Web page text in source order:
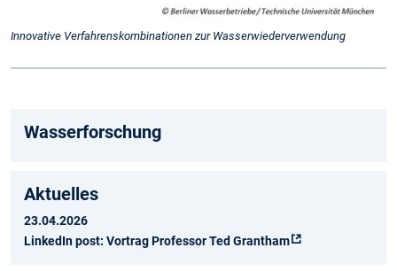
Innovative Verfahrenskombinationen zur Wasserwiederverwendung
Wasserforschung
Aktuelles
23.04.2026
LinkedIn post: Vortrag Professor Ted Grantham